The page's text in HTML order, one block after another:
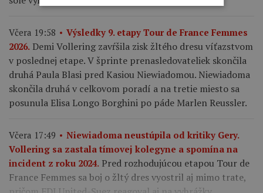
Včera 19:58
Výsledky 9. etapy Tour de France Femmes
2026. Demi Vollering zavŕšila zisk žltého dresu víťazstvom
v poslednej etape. V šprinte prenasledovateliek skončila
druhá Paula Blasi pred Kasiou Niewiadomou. Niewiadoma
skončila druhá v celkovom poradí a na tretie miesto sa
posunula Elisa Longo Borghini po páde Marlen Reussler.
Včera 17:49
Niewiadoma neustúpila od kritiky Gery.
Vollering sa zastala tímovej kolegyne a spomína na
incident z roku 2024. Pred rozhodujúcou etapou Tour de
France Femmes sa boj o žltý dres vyostril aj mimo trate,